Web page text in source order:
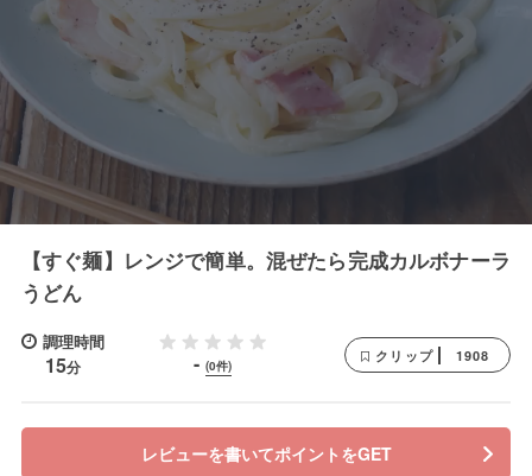
【すぐ麺】レンジで簡単。混ぜたら完成カルボナーラ
うどん
調理時間
15分 - (0件)
クリップ 1908
レビューを書いてポイントをGET